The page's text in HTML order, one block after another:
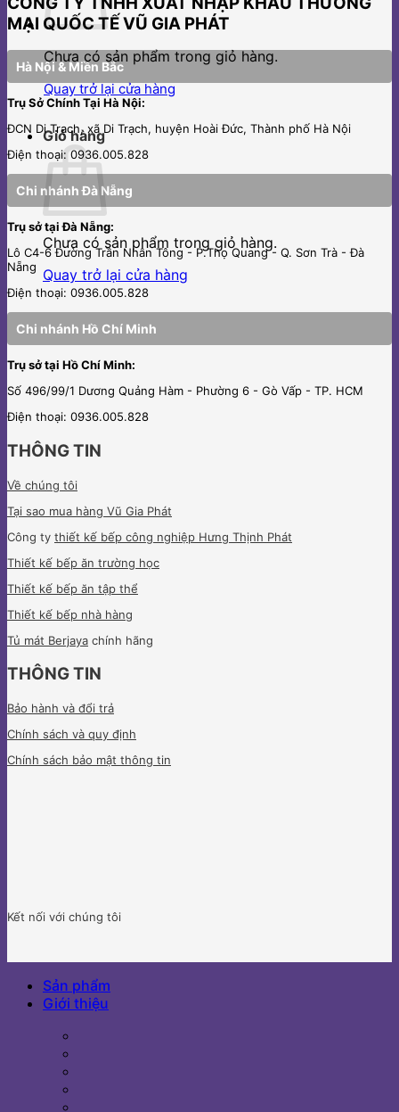
Chưa có sản phẩm trong giỏ hàng.
Quay trở lại cửa hàng
Giỏ hàng
Chưa có sản phẩm trong giỏ hàng.
Quay trở lại cửa hàng
MẠI QUỐC TẾ VŨ GIA PHÁT
Hà Nội & Miền Bắc
Trụ Sở Chính Tại Hà Nội:
ĐCN Di Trạch, xã Di Trạch, huyện Hoài Đức, Thành phố Hà Nội
Điện thoại: 0936.005.828
Chi nhánh Đà Nẵng
Trụ sở tại Đà Nẵng:
Lô C4-6 Đường Trần Nhân Tông - P.Thọ Quang - Q. Sơn Trà - Đà
Nẵng
Điện thoại: 0936.005.828
Chi nhánh Hồ Chí Minh
Trụ sở tại Hồ Chí Minh:
Số 496/99/1 Dương Quảng Hàm - Phường 6 - Gò Vấp - TP. HCM
Điện thoại: 0936.005.828
THÔNG TIN
Về chúng tôi
Tại sao mua hàng Vũ Gia Phát
Công ty thiết kế bếp công nghiệp Hưng Thịnh Phát
Thiết kế bếp ăn trường học
Thiết kế bếp ăn tập thể
Thiết kế bếp nhà hàng
Tủ mát Berjaya chính hãng
THÔNG TIN
Bảo hành và đổi trả
Chính sách và quy định
Chính sách bảo mật thông tin
Kết nối với chúng tôi
Sản phẩm
Giới thiệu